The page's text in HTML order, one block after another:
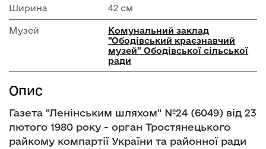
Ширина 42 см
Музей
Комунальний заклад
"Ободівський краєзнавчий
музей" Ободівської сільської
ради
Опис
Газета "Ленінським шляхом" №24 (6049) від 23
лютого 1980 року - орган Тростянецького
райкому компартії України та районної ради